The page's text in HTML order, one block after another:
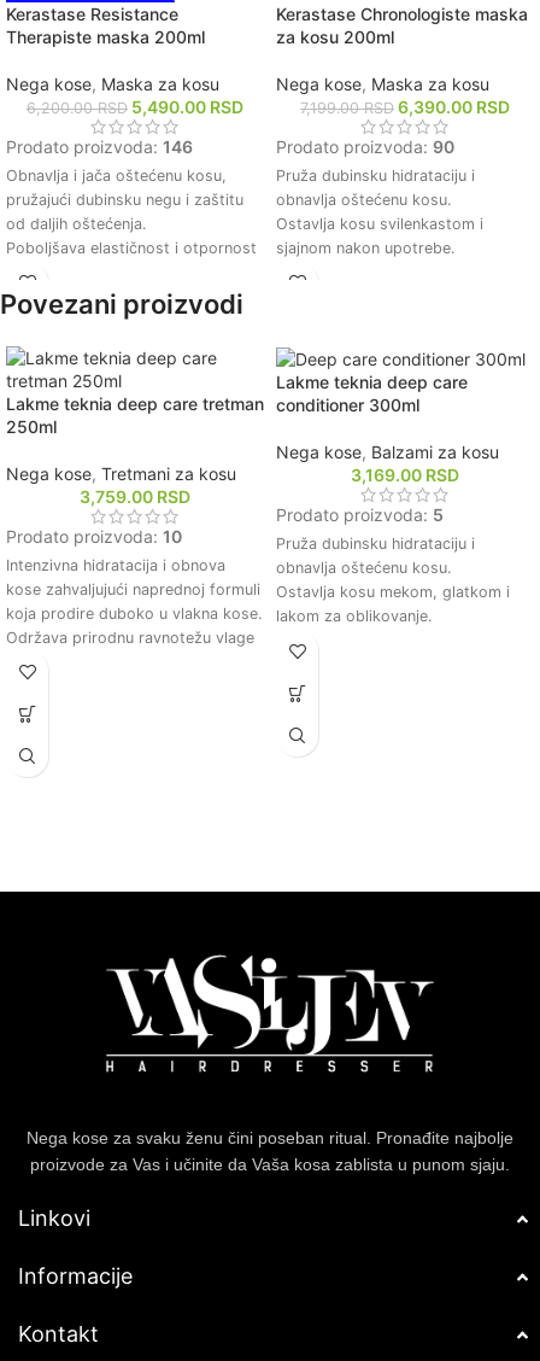
NAJPRODAVANIJE!
Kerastase Resistance
Therapiste maska 200ml
Nega kose, Maska za kosu
6,200.00RSD 5,490.00 RSD
Prodato proizvoda: 146
Obnavlja i jača oštećenu kosu,
pružajući dubinsku negu i zaštitu
od daljih oštećenja.
Poboljšava elastičnost i otpornost
kose, čineći je manje sklonom
lomljenju i pucanju.
Dubinski hidrira i hrani kosu,
ostavljajući je mekom, glatkom i
sjajnom.
Obnavlja strukturu vlasi, vraćajući
kosi prirodni volumen i punoću.
uticaja, poput toplote i zagađenja,
produžujući zdrav izgled kose.
Kerastase Chronologiste maska
za kosu 200ml
Nega kose, Maska za kosu
7,199.00RSD 6,390.00 RSD
Prodato proizvoda: 90
Pruža dubinsku hidrataciju i
obnavlja oštećenu kosu.
Ostavlja kosu svilenkastom i
sjajnom nakon upotrebe.
Jača strukturu dlake i smanjuje
uticaja i zagađenja.
Održava boju kose intenzivnom i
dugotrajnijom.
Povezani proizvodi
Lakme teknia deep care tretman
250ml
Nega kose, Tretmani za kosu
3,759.00 RSD
Prodato proizvoda: 10
Intenzivna hidratacija i obnova
kose zahvaljujući naprednoj formuli
koja prodire duboko u vlakna kose.
Održava prirodnu ravnotežu vlage
u kosi, čineći je mekom, glatkom i
lakom za oblikovanje.
Obogaćen prirodnim sastojcima
oštećenja uzrokovanih spoljnim
Lakme teknia deep care
conditioner 300ml
Nega kose, Balzami za kosu
3,169.00 RSD
Prodato proizvoda: 5
Pruža dubinsku hidrataciju i
obnavlja oštećenu kosu.
Ostavlja kosu mekom, glatkom i
lakom za oblikovanje.
Sadrži prirodne sastojke koji
poboljšavaju zdravlje kose.
Štiti kosu od štetnih uticaja okoline
Pogodan za sve tipove kose,
Nega kose za svaku ženu čini poseban ritual. Pronađite najbolje
proizvode za Vas i učinite da Vaša kosa zablista u punom sjaju.
Linkovi
Informacije
Kontakt